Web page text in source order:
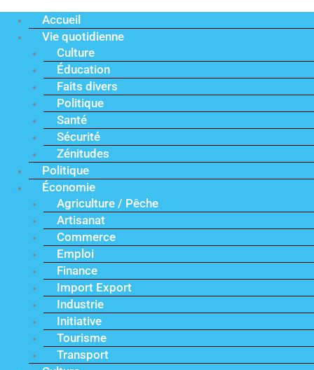
Accueil
Vie quotidienne
Culture
Éducation
Faits divers
Politique
Santé
Sécurité
Zénitudes
Politique
Économie
Agriculture / Pêche
Artisanat
Commerce
Emploi
Finance
Import Export
Industrie
Initiative
Tourisme
Transport